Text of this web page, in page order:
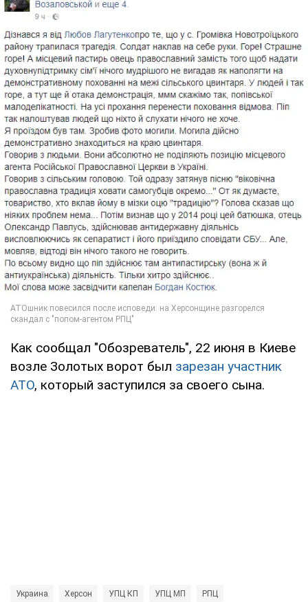
Как сообщал "Обозреватель", 22 июня в Киеве
возле Золотых ворот был зарезан участник
АТО, который заступился за своего сына.
Украина Херсон УПЦ КП УПЦ МП РПЦ